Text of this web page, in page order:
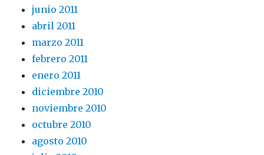
junio 2011
abril 2011
marzo 2011
febrero 2011
enero 2011
diciembre 2010
noviembre 2010
octubre 2010
agosto 2010